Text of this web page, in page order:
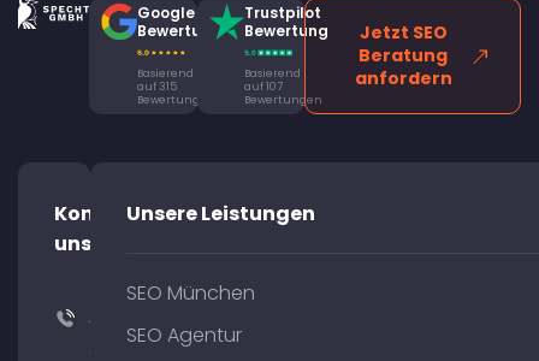
Google
Bewertung
Basierend
auf 315
Bewertungen
Trustpilot
Bewertung
Basierend
auf 107
Bewertungen
Jetzt SEO
Beratung
anfordern
Kontaktiere
uns!
+49
Unsere Leistungen
SEO München
SEO Agentur